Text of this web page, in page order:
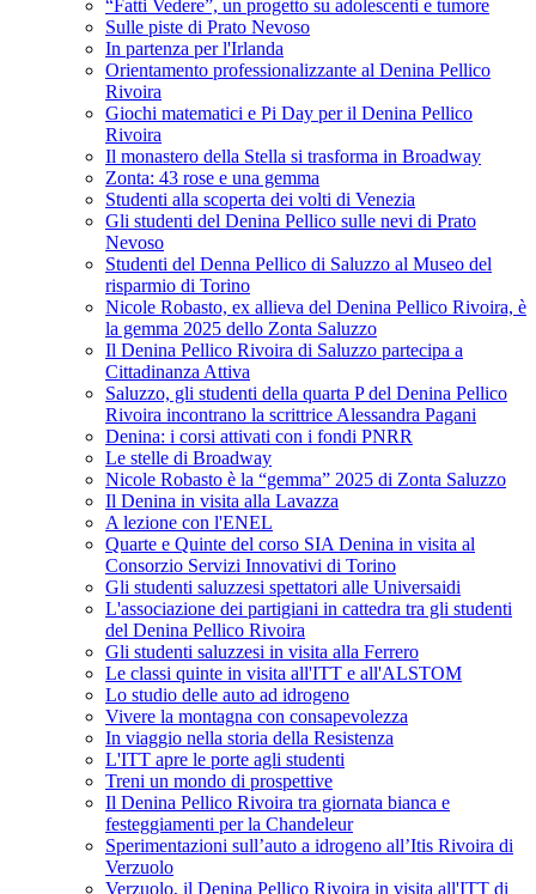
“Fatti Vedere”, un progetto su adolescenti e tumore
Sulle piste di Prato Nevoso
In partenza per l'Irlanda
Orientamento professionalizzante al Denina Pellico
Rivoira
Giochi matematici e Pi Day per il Denina Pellico
Rivoira
Il monastero della Stella si trasforma in Broadway
Zonta: 43 rose e una gemma
Studenti alla scoperta dei volti di Venezia
Gli studenti del Denina Pellico sulle nevi di Prato
Nevoso
Studenti del Denna Pellico di Saluzzo al Museo del
risparmio di Torino
Nicole Robasto, ex allieva del Denina Pellico Rivoira, è
la gemma 2025 dello Zonta Saluzzo
Il Denina Pellico Rivoira di Saluzzo partecipa a
Cittadinanza Attiva
Saluzzo, gli studenti della quarta P del Denina Pellico
Rivoira incontrano la scrittrice Alessandra Pagani
Denina: i corsi attivati con i fondi PNRR
Le stelle di Broadway
Nicole Robasto è la “gemma” 2025 di Zonta Saluzzo
Il Denina in visita alla Lavazza
A lezione con l'ENEL
Quarte e Quinte del corso SIA Denina in visita al
Consorzio Servizi Innovativi di Torino
Gli studenti saluzzesi spettatori alle Universaidi
L'associazione dei partigiani in cattedra tra gli studenti
del Denina Pellico Rivoira
Gli studenti saluzzesi in visita alla Ferrero
Le classi quinte in visita all'ITT e all'ALSTOM
Lo studio delle auto ad idrogeno
Vivere la montagna con consapevolezza
In viaggio nella storia della Resistenza
L'ITT apre le porte agli studenti
Treni un mondo di prospettive
Il Denina Pellico Rivoira tra giornata bianca e
festeggiamenti per la Chandeleur
Sperimentazioni sull’auto a idrogeno all’Itis Rivoira di
Verzuolo
Verzuolo, il Denina Pellico Rivoira in visita all'ITT di